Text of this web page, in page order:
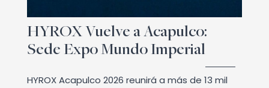
HYROX Vuelve a Acapulco:
Sede Expo Mundo Imperial
HYROX Acapulco 2026 reunirá a más de 13 mil